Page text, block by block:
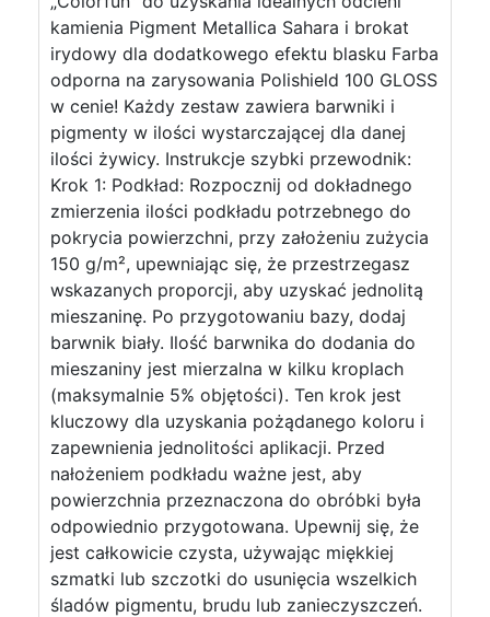
kamienia Pigment Metallica Sahara i brokat
irydowy dla dodatkowego efektu blasku Farba
odporna na zarysowania Polishield 100 GLOSS
w cenie! Każdy zestaw zawiera barwniki i
pigmenty w ilości wystarczającej dla danej
ilości żywicy. Instrukcje szybki przewodnik:
Krok 1: Podkład: Rozpocznij od dokładnego
zmierzenia ilości podkładu potrzebnego do
pokrycia powierzchni, przy założeniu zużycia
150 g/m², upewniając się, że przestrzegasz
wskazanych proporcji, aby uzyskać jednolitą
mieszaninę. Po przygotowaniu bazy, dodaj
barwnik biały. Ilość barwnika do dodania do
mieszaniny jest mierzalna w kilku kroplach
(maksymalnie 5% objętości). Ten krok jest
kluczowy dla uzyskania pożądanego koloru i
zapewnienia jednolitości aplikacji. Przed
nałożeniem podkładu ważne jest, aby
powierzchnia przeznaczona do obróbki była
odpowiednio przygotowana. Upewnij się, że
jest całkowicie czysta, używając miękkiej
szmatki lub szczotki do usunięcia wszelkich
śladów pigmentu, brudu lub zanieczyszczeń.